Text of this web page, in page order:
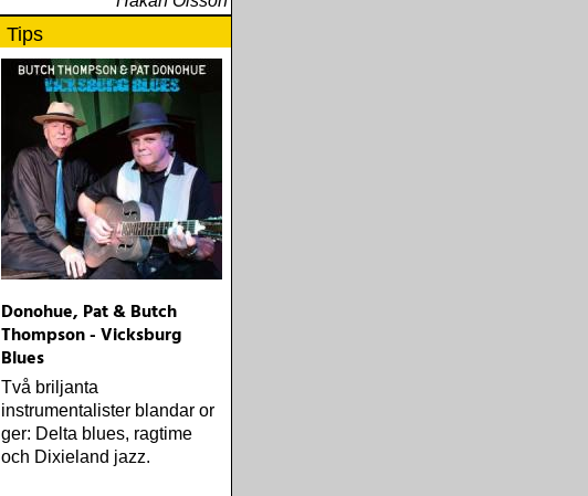
Tips
Donohue, Pat & Butch
Thompson - Vicksburg
Blues
Två briljanta
instrumentalister blandar or
ger: Delta blues, ragtime
och Dixieland jazz.